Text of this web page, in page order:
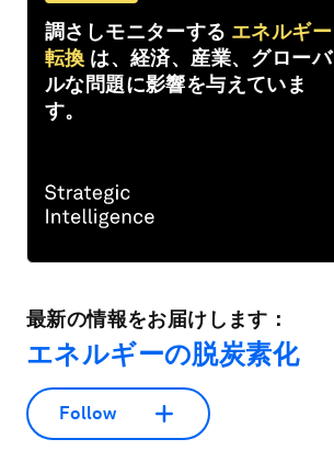
調さしモニターする エネルギー
転換 は、経済、産業、グローバ
ルな問題に影響を与えていま
す。
最新の情報をお届けします：
エネルギーの脱炭素化
Follow